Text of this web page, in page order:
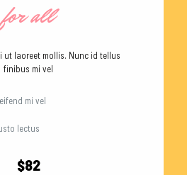
for all
ut laoreet mollis. Nunc id tellus
finibus mi vel
mi vel
lectus
$82